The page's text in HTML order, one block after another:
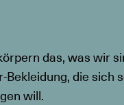
das, was wir
Bekleidung, die
will.